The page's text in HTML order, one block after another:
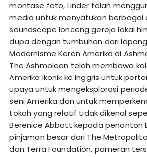
montase foto, Linder telah
media untuk menyatukan berbagai
soundscape lonceng gereja lokal
dupa dengan tumbuhan dari
Modernisme Keren Amerika di
The Ashmolean telah membawa
Amerika ikonik ke Inggris untuk
upaya untuk mengeksplorasi
seni Amerika dan untuk
tokoh yang relatif tidak dikenal
Berenice Abbott kepada penonton
pinjaman besar dari The
dan Terra Foundation, pameran